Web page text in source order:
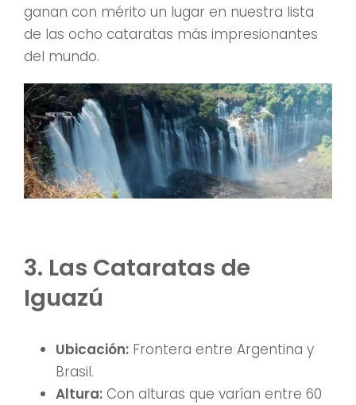
ganan con mérito un lugar en nuestra lista
de las ocho cataratas más impresionantes
del mundo.
3. Las Cataratas de
Iguazú
Ubicación: Frontera entre Argentina y
Brasil.
Altura: Con alturas que varían entre 60